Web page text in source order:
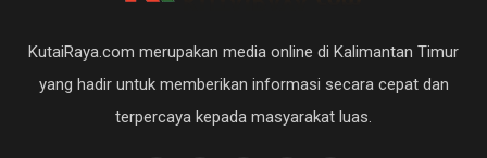
KutaiRaya.com merupakan media online di Kalimantan Timur
yang hadir untuk memberikan informasi secara cepat dan
terpercaya kepada masyarakat luas.